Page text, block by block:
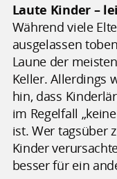
Laute Kinder –
Während viele
ausgelassen
Laune der
Keller. Allerdings
hin, dass
im Regelfall
ist. Wer tagsüber
Kinder
besser für ein